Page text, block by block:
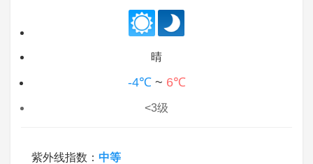
晴
-4℃~ 6℃
<3级
紫外线指数： 中等